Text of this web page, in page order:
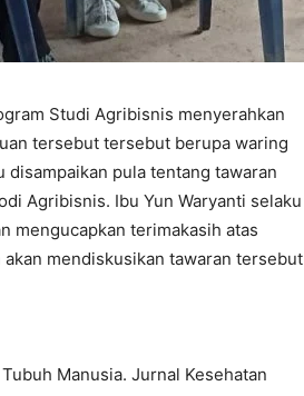
Studi Agribisnis menyerahkan
tersebut tersebut berupa waring
disampaikan pula tentang tawaran
Agribisnis. Ibu Yun Waryanti selaku
mengucapkan terimakasih atas
mendiskusikan tawaran tersebut
Manusia. Jurnal Kesehatan